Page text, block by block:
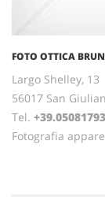
FOTO OTTICA
Largo Shelley, 13
56017 San
Tel.
Fotografia